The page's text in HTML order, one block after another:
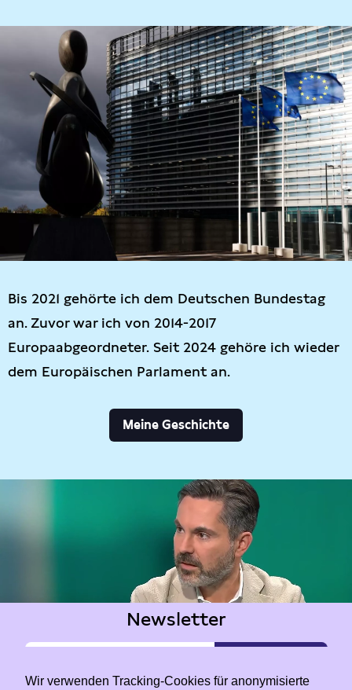
Wir verwenden Tracking-Cookies für anonymisierte
Bis 2021 gehörte ich dem Deutschen Bundestag
an. Zuvor war ich von 2014-2017
Europaabgeordneter. Seit 2024 gehöre ich wieder
dem Europäischen Parlament an.
Meine Geschichte
Newsletter